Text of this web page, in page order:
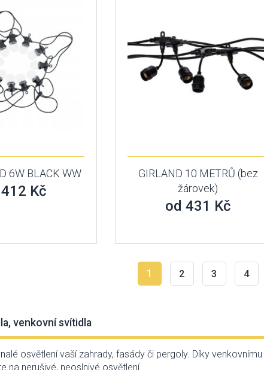
6W BLACK WW
Kč
GIRLAND 10 METRŮ (bez
žárovek)
od 431 Kč
1 2 3 4
venkovní svítidla
osvětlení vaší zahrady, fasády či pergoly. Díky
na nerušivé, neoslnivé osvětlení.